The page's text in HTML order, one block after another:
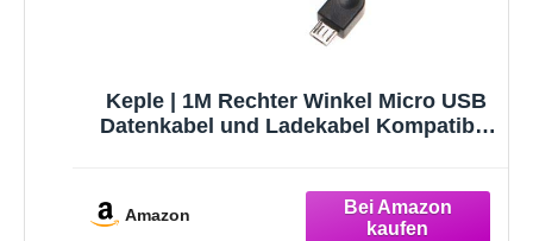
Keple | 1M Rechter Winkel Micro USB
Datenkabel und Ladekabel Kompatibel
Amazon